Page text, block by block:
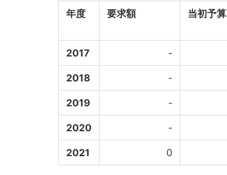
年度
要求額 当初予算
2017 -
2018 -
2019 -
2020 -
2021 0